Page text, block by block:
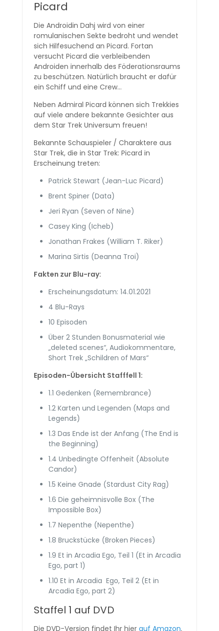
Picard
Die Androidin Dahj wird von einer
romulanischen Sekte bedroht und wendet
sich Hilfesuchend an Picard. Fortan
versucht Picard die verbleibenden
Androiden innerhalb des Föderationsraums
zu beschützen. Natürlich braucht er dafür
ein Schiff und eine Crew…
Neben Admiral Picard können sich Trekkies
auf viele andere bekannte Gesichter aus
dem Star Trek Universum freuen!
Bekannte Schauspieler / Charaktere aus
Star Trek, die in Star Trek: Picard in
Erscheinung treten:
Patrick Stewart (Jean-Luc Picard)
Brent Spiner (Data)
Jeri Ryan (Seven of Nine)
Casey King (Icheb)
Jonathan Frakes (William T. Riker)
Marina Sirtis (Deanna Troi)
Fakten zur Blu-ray:
Erscheinungsdatum: 14.01.2021
4 Blu-Rays
10 Episoden
Über 2 Stunden Bonusmaterial wie
„deleted scenes“, Audiokommentare,
Short Trek „Schildren of Mars“
Episoden-Übersicht Stafffell 1:
1.1 Gedenken (Remembrance)
1.2 Karten und Legenden (Maps and
Legends)
1.3 Das Ende ist der Anfang (The End is
the Beginning)
1.4 Unbedingte Offenheit (Absolute
Candor)
1.5 Keine Gnade (Stardust City Rag)
1.6 Die geheimnisvolle Box (The
Impossible Box)
1.7 Nepenthe (Nepenthe)
1.8 Bruckstücke (Broken Pieces)
1.9 Et in Arcadia Ego, Teil 1 (Et in Arcadia
Ego, part 1)
1.10 Et in Arcadia Ego, Teil 2 (Et in
Arcadia Ego, part 2)
Staffel 1 auf DVD
Die DVD-Version findet Ihr hierauf Amazon.